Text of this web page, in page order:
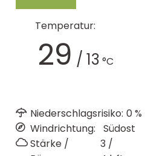
Temperatur:
29 / 13 °C
Niederschlagsrisiko: 0%
Stärke /
3 /
Windrichtung: Südost